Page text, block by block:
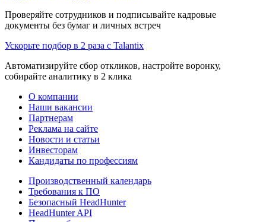
Проверяйте сотрудников и подписывайте кадровые
документы без бумаг и личных встреч
Ускорьте подбор в 2 раза с Talantix
Автоматизируйте сбор откликов, настройте воронку,
собирайте аналитику в 2 клика
О компании
Наши вакансии
Партнерам
Реклама на сайте
Новости и статьи
Инвесторам
Кандидаты по профессиям
Производственный календарь
Требования к ПО
Безопасный HeadHunter
HeadHunter API